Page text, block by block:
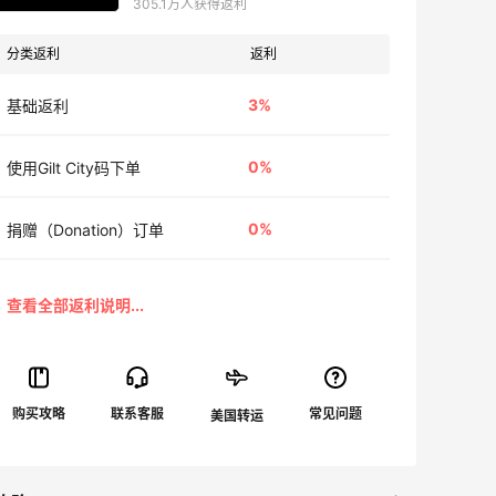
305.1万人获得返利
分类返利 返利
基础返利 3%
使用Gilt City码下单 0%
捐赠（Donation）订单 0%
美国转运